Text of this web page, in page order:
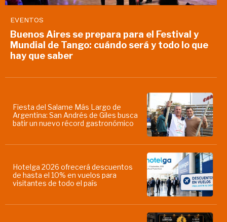
EVENTOS
Buenos Aires se prepara para el Festival y
Mundial de Tango: cuándo será y todo lo que
hay que saber
Fiesta del Salame Más Largo de
Argentina: San Andrés de Giles busca
batir un nuevo récord gastronómico
Hotelga 2026 ofrecerá descuentos
de hasta el 10% en vuelos para
visitantes de todo el país